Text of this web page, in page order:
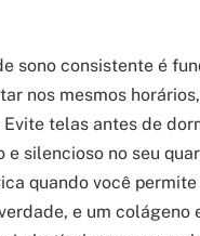
sono consistente é
nos mesmos
Evite telas antes de
e silencioso no seu
quando você permite
e um colágeno